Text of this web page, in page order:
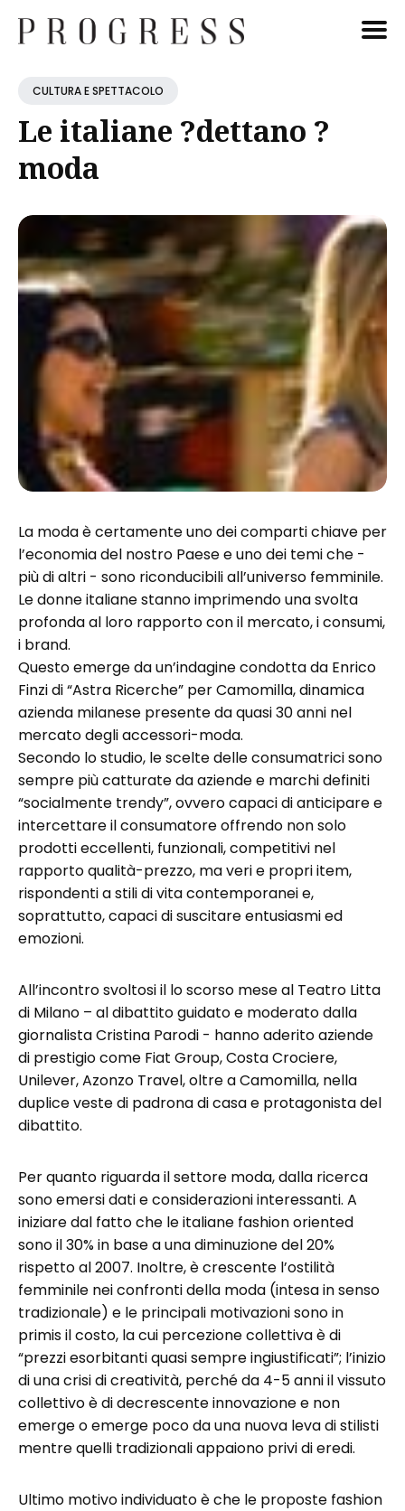
Cerca
CULTURA E SPETTACOLO
Le italiane ?dettano ?
moda
La moda è certamente uno dei comparti chiave per
l’economia del nostro Paese e uno dei temi che -
più di altri - sono riconducibili all’universo femminile.
Le donne italiane stanno imprimendo una svolta
profonda al loro rapporto con il mercato, i consumi,
i brand.
Questo emerge da un’indagine condotta da Enrico
Finzi di “Astra Ricerche” per Camomilla, dinamica
azienda milanese presente da quasi 30 anni nel
mercato degli accessori-moda.
Secondo lo studio, le scelte delle consumatrici sono
sempre più catturate da aziende e marchi definiti
“socialmente trendy”, ovvero capaci di anticipare e
intercettare il consumatore offrendo non solo
prodotti eccellenti, funzionali, competitivi nel
rapporto qualità-prezzo, ma veri e propri item,
rispondenti a stili di vita contemporanei e,
soprattutto, capaci di suscitare entusiasmi ed
emozioni.
All’incontro svoltosi il lo scorso mese al Teatro Litta
di Milano – al dibattito guidato e moderato dalla
giornalista Cristina Parodi - hanno aderito aziende
di prestigio come Fiat Group, Costa Crociere,
Unilever, Azonzo Travel, oltre a Camomilla, nella
duplice veste di padrona di casa e protagonista del
dibattito.
Per quanto riguarda il settore moda, dalla ricerca
sono emersi dati e considerazioni interessanti. A
iniziare dal fatto che le italiane fashion oriented
sono il 30% in base a una diminuzione del 20%
rispetto al 2007. Inoltre, è crescente l’ostilità
femminile nei confronti della moda (intesa in senso
tradizionale) e le principali motivazioni sono in
primis il costo, la cui percezione collettiva è di
“prezzi esorbitanti quasi sempre ingiustificati”; l’inizio
di una crisi di creatività, perché da 4-5 anni il vissuto
collettivo è di decrescente innovazione e non
emerge o emerge poco da una nuova leva di stilisti
mentre quelli tradizionali appaiono privi di eredi.
Ultimo motivo individuato è che le proposte fashion